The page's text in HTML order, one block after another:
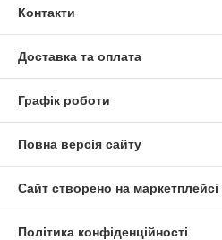
Контакти
Доставка та оплата
Графік роботи
Повна версія сайту
Сайт створено на маркетплейсі
Політика конфіденційності